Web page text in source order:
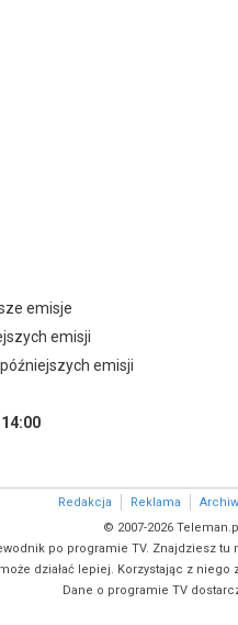
emisje
emisji
emisji
14:00
Redakcja Reklama
© 2007-2026
po programie TV. Znajdziesz tu
działać lepiej. Korzystając z niego
Dane o programie TV